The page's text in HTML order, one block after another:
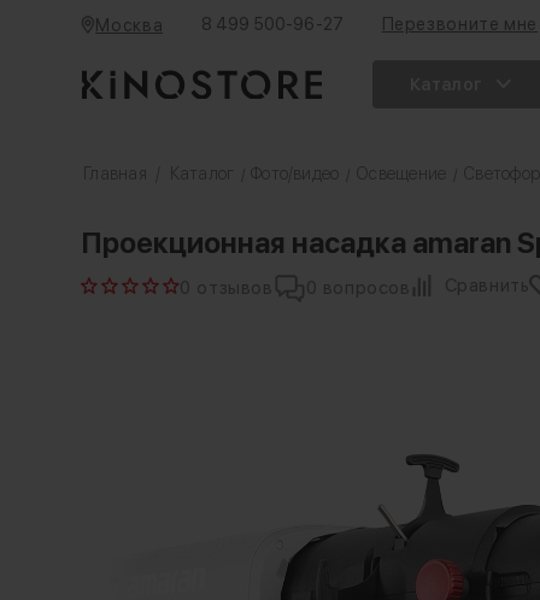
Москва 8 499 500-96-27 Перезвоните мне
Главная Каталог Фото/видео Освещение
Проекционная насадка amaran
0 отзывов 0 вопросов Сравнить